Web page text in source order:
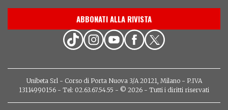
ABBONATI ALLA RIVISTA
Unibeta Srl - Corso di Porta Nuova 3/A 20121, Milano - P.IVA
13114990156 - Tel: 02.63.67.54.55 - © 2026 - Tutti i diritti riservati